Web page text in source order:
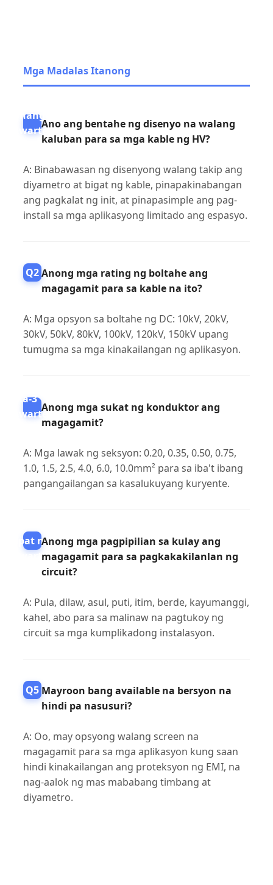
Mga Madalas Itanong
Unang
KwarterAno ang bentahe ng disenyo na walang
kaluban para sa mga kable ng HV?
A: Binabawasan ng disenyong walang takip ang
diyametro at bigat ng kable, pinapakinabangan
ang pagkalat ng init, at pinapasimple ang pag-
install sa mga aplikasyong limitado ang espasyo.
Q2Anong mga rating ng boltahe ang
magagamit para sa kable na ito?
A: Mga opsyon sa boltahe ng DC: 10kV, 20kV,
30kV, 50kV, 80kV, 100kV, 120kV, 150kV upang
tumugma sa mga kinakailangan ng aplikasyon.
Ika-3
kwarterAnong mga sukat ng konduktor ang
magagamit?
A: Mga lawak ng seksyon: 0.20, 0.35, 0.50, 0.75,
1.0, 1.5, 2.5, 4.0, 6.0, 10.0mm² para sa iba't ibang
pangangailangan sa kasalukuyang kuryente.
apat na
Kwarter
Anong mga pagpipilian sa kulay ang
magagamit para sa pagkakakilanlan ng
circuit?
A: Pula, dilaw, asul, puti, itim, berde, kayumanggi,
kahel, abo para sa malinaw na pagtukoy ng
circuit sa mga kumplikadong instalasyon.
Q5 Mayroon bang available na bersyon na
hindi pa nasusuri?
A: Oo, may opsyong walang screen na
magagamit para sa mga aplikasyon kung saan
hindi kinakailangan ang proteksyon ng EMI, na
nag-aalok ng mas mababang timbang at
diyametro.